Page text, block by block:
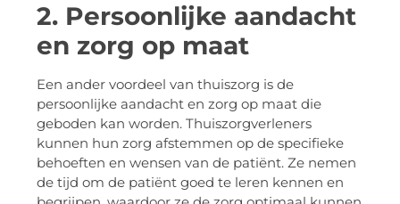
2. Persoonlijke aandacht
en zorg op maat
Een ander voordeel van thuiszorg is de
persoonlijke aandacht en zorg op maat die
geboden kan worden. Thuiszorgverleners
kunnen hun zorg afstemmen op de specifieke
behoeften en wensen van de patiënt. Ze nemen
de tijd om de patiënt goed te leren kennen en